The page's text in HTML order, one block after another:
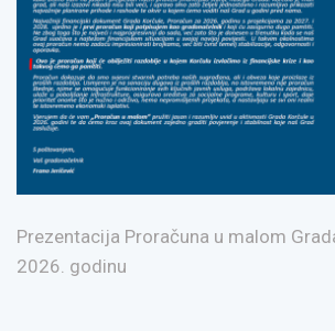
Prezentacija Proračuna u malom
2026. godinu